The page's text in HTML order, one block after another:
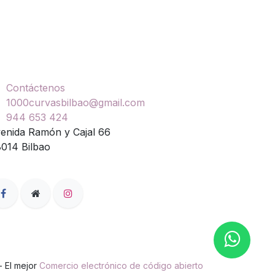
Contáctenos
1000curvasbilbao@gmail.com
944 653 424
Ramón y Cajal 66
Bilbao
El mejor Comercio electrónico de código abierto